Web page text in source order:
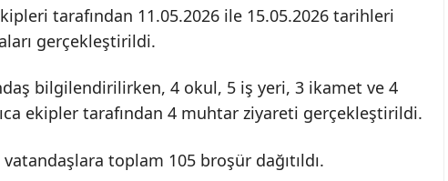
tarafından 11.05.2026 ile 15.05.2026 tarihleri
gerçekleştirildi.
bilgilendirilirken, 4 okul, 5 iş yeri, 3 ikamet ve 4
ekipler tarafından 4 muhtar ziyareti gerçekleştirildi.
toplam 105 broşür dağıtıldı.